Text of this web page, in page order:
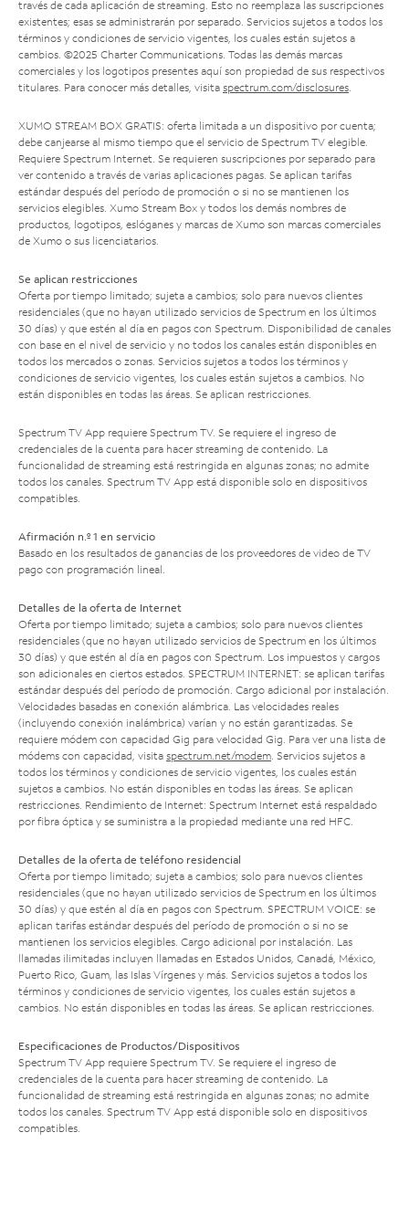
través de cada aplicación de streaming. Esto no reemplaza las suscripciones
existentes; esas se administrarán por separado. Servicios sujetos a todos los
términos y condiciones de servicio vigentes, los cuales están sujetos a
cambios. ©2025 Charter Communications. Todas las demás marcas
comerciales y los logotipos presentes aquí son propiedad de sus respectivos
titulares. Para conocer más detalles, visita spectrum.com/disclosures.
XUMO STREAM BOX GRATIS: oferta limitada a un dispositivo por cuenta;
debe canjearse al mismo tiempo que el servicio de Spectrum TV elegible.
Requiere Spectrum Internet. Se requieren suscripciones por separado para
ver contenido a través de varias aplicaciones pagas. Se aplican tarifas
estándar después del período de promoción o si no se mantienen los
servicios elegibles. Xumo Stream Box y todos los demás nombres de
productos, logotipos, eslóganes y marcas de Xumo son marcas comerciales
de Xumo o sus licenciatarios.
Se aplican restricciones
Oferta por tiempo limitado; sujeta a cambios; solo para nuevos clientes
residenciales (que no hayan utilizado servicios de Spectrum en los últimos
30 días) y que estén al día en pagos con Spectrum. Disponibilidad de canales
con base en el nivel de servicio y no todos los canales están disponibles en
todos los mercados o zonas. Servicios sujetos a todos los términos y
condiciones de servicio vigentes, los cuales están sujetos a cambios. No
están disponibles en todas las áreas. Se aplican restricciones.
Spectrum TV App requiere Spectrum TV. Se requiere el ingreso de
credenciales de la cuenta para hacer streaming de contenido. La
funcionalidad de streaming está restringida en algunas zonas; no admite
todos los canales. Spectrum TV App está disponible solo en dispositivos
compatibles.
Afirmación n.º 1 en servicio
Basado en los resultados de ganancias de los proveedores de video de TV
pago con programación lineal.
Detalles de la oferta de Internet
Oferta por tiempo limitado; sujeta a cambios; solo para nuevos clientes
residenciales (que no hayan utilizado servicios de Spectrum en los últimos
30 días) y que estén al día en pagos con Spectrum. Los impuestos y cargos
son adicionales en ciertos estados. SPECTRUM INTERNET: se aplican tarifas
estándar después del período de promoción. Cargo adicional por instalación.
Velocidades basadas en conexión alámbrica. Las velocidades reales
(incluyendo conexión inalámbrica) varían y no están garantizadas. Se
requiere módem con capacidad Gig para velocidad Gig. Para ver una lista de
módems con capacidad, visita spectrum.net/modem. Servicios sujetos a
todos los términos y condiciones de servicio vigentes, los cuales están
sujetos a cambios. No están disponibles en todas las áreas. Se aplican
restricciones. Rendimiento de Internet: Spectrum Internet está respaldado
por fibra óptica y se suministra a la propiedad mediante una red HFC.
Detalles de la oferta de teléfono residencial
Oferta por tiempo limitado; sujeta a cambios; solo para nuevos clientes
residenciales (que no hayan utilizado servicios de Spectrum en los últimos
30 días) y que estén al día en pagos con Spectrum. SPECTRUM VOICE: se
aplican tarifas estándar después del período de promoción o si no se
mantienen los servicios elegibles. Cargo adicional por instalación. Las
llamadas ilimitadas incluyen llamadas en Estados Unidos, Canadá, México,
Puerto Rico, Guam, las Islas Vírgenes y más. Servicios sujetos a todos los
términos y condiciones de servicio vigentes, los cuales están sujetos a
cambios. No están disponibles en todas las áreas. Se aplican restricciones.
Especificaciones de Productos/Dispositivos
Spectrum TV App requiere Spectrum TV. Se requiere el ingreso de
credenciales de la cuenta para hacer streaming de contenido. La
funcionalidad de streaming está restringida en algunas zonas; no admite
todos los canales. Spectrum TV App está disponible solo en dispositivos
compatibles.